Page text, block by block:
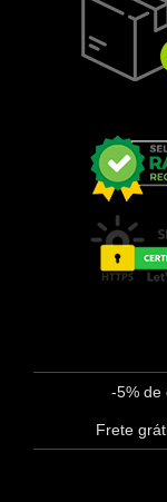
-5% de
Frete